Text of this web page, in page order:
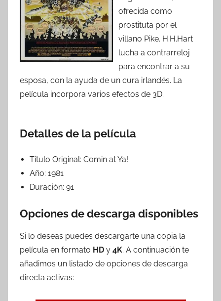
ofrecida como
prostituta por el
villano Pike. H.H.Hart
lucha a contrarreloj
para encontrar a su
esposa, con la ayuda de un cura irlandés. La
película incorpora varios efectos de 3D.
Detalles de la película
Titulo Original: Comin at Ya!
Año: 1981
Duración: 91
Opciones de descarga disponibles
Si lo deseas puedes descargarte una copia la
película en formato HD y 4K. A continuación te
añadimos un listado de opciones de descarga
directa activas: